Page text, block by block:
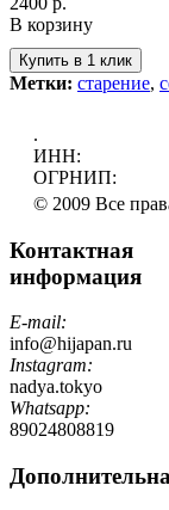
В корзину
Метки: старение,
.
ИНН:
ОГРНИП:
© 2009 Все
Контактная
информация
E-mail:
info@hijapan.ru
Instagram:
nadya.tokyo
Whatsapp:
89024808819